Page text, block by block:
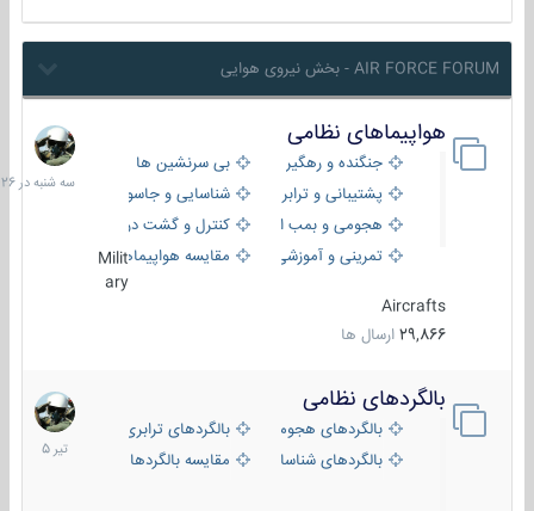
AIR FORCE FORUM - بخش نیروی هوایی
هواپیماهای نظامی
جنگنده و رهگیر
بی سرنشین ها
پشتیبانی و ترابری
شناسایی و جاسوسی
هجومی و بمب افکن
کنترل و گشت دریایی
تمرینی و آموزشی
مقایسه هواپیماهاMilit
ary
Aircrafts
29,866 ارسال ها
سه
شنبه
در
بالگردهای نظامی
بالگردهای هجومی
بالگردهای ترابری
بالگردهای شناسایی
مقایسه بالگردها
22
تیر
1405